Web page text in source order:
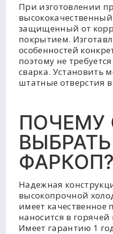
При изготовлении
защищенный от
покрытием.
особенностей
поэтому не
сварка. Установить
штатные отверстия в
ПОЧЕМУ
ФАРКОП?
Надежная
высокопрочной
имеет качественное
наносится в горячей
Имеет гарантию 1